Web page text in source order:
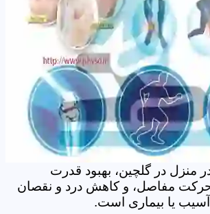
منزل در گلچین، بهبود قدرت
مفاصل، و کاهش درد و نقصان
یا بیماری است.